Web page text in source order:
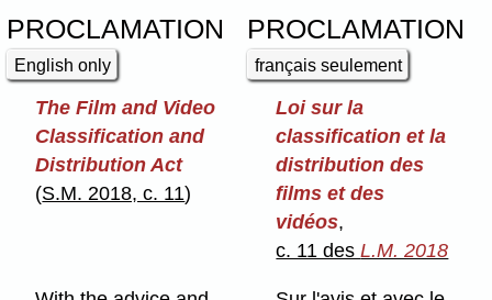
PROCLAMATION
English only
PROCLAMATION
français seulement
The Film and Video
Classification and
Distribution Act
(S.M. 2018, c. 11)
Loi sur la
classification et la
distribution des
films et des
vidéos,
c. 11 desL.M. 2018